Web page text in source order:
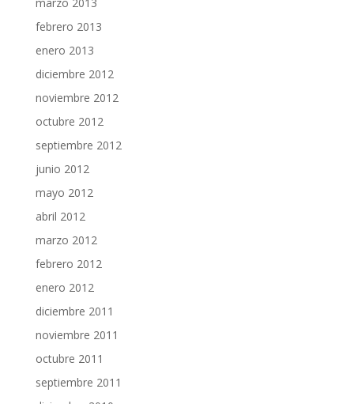
febrero 2013
enero 2013
diciembre 2012
noviembre 2012
octubre 2012
septiembre 2012
junio 2012
mayo 2012
abril 2012
marzo 2012
febrero 2012
enero 2012
diciembre 2011
noviembre 2011
octubre 2011
septiembre 2011